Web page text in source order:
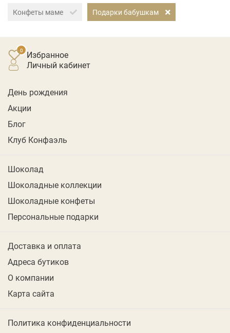
Конфеты маме Подарки бабушкам
Избранное
личный кабинет
День рождения
Акции
Блог
Клуб Конфаэль
Шоколад
Шоколадные коллекции
Шоколадные конфеты
Персональные подарки
Доставка и оплата
Адреса бутиков
О компании
Карта сайта
Политика конфиденциальности